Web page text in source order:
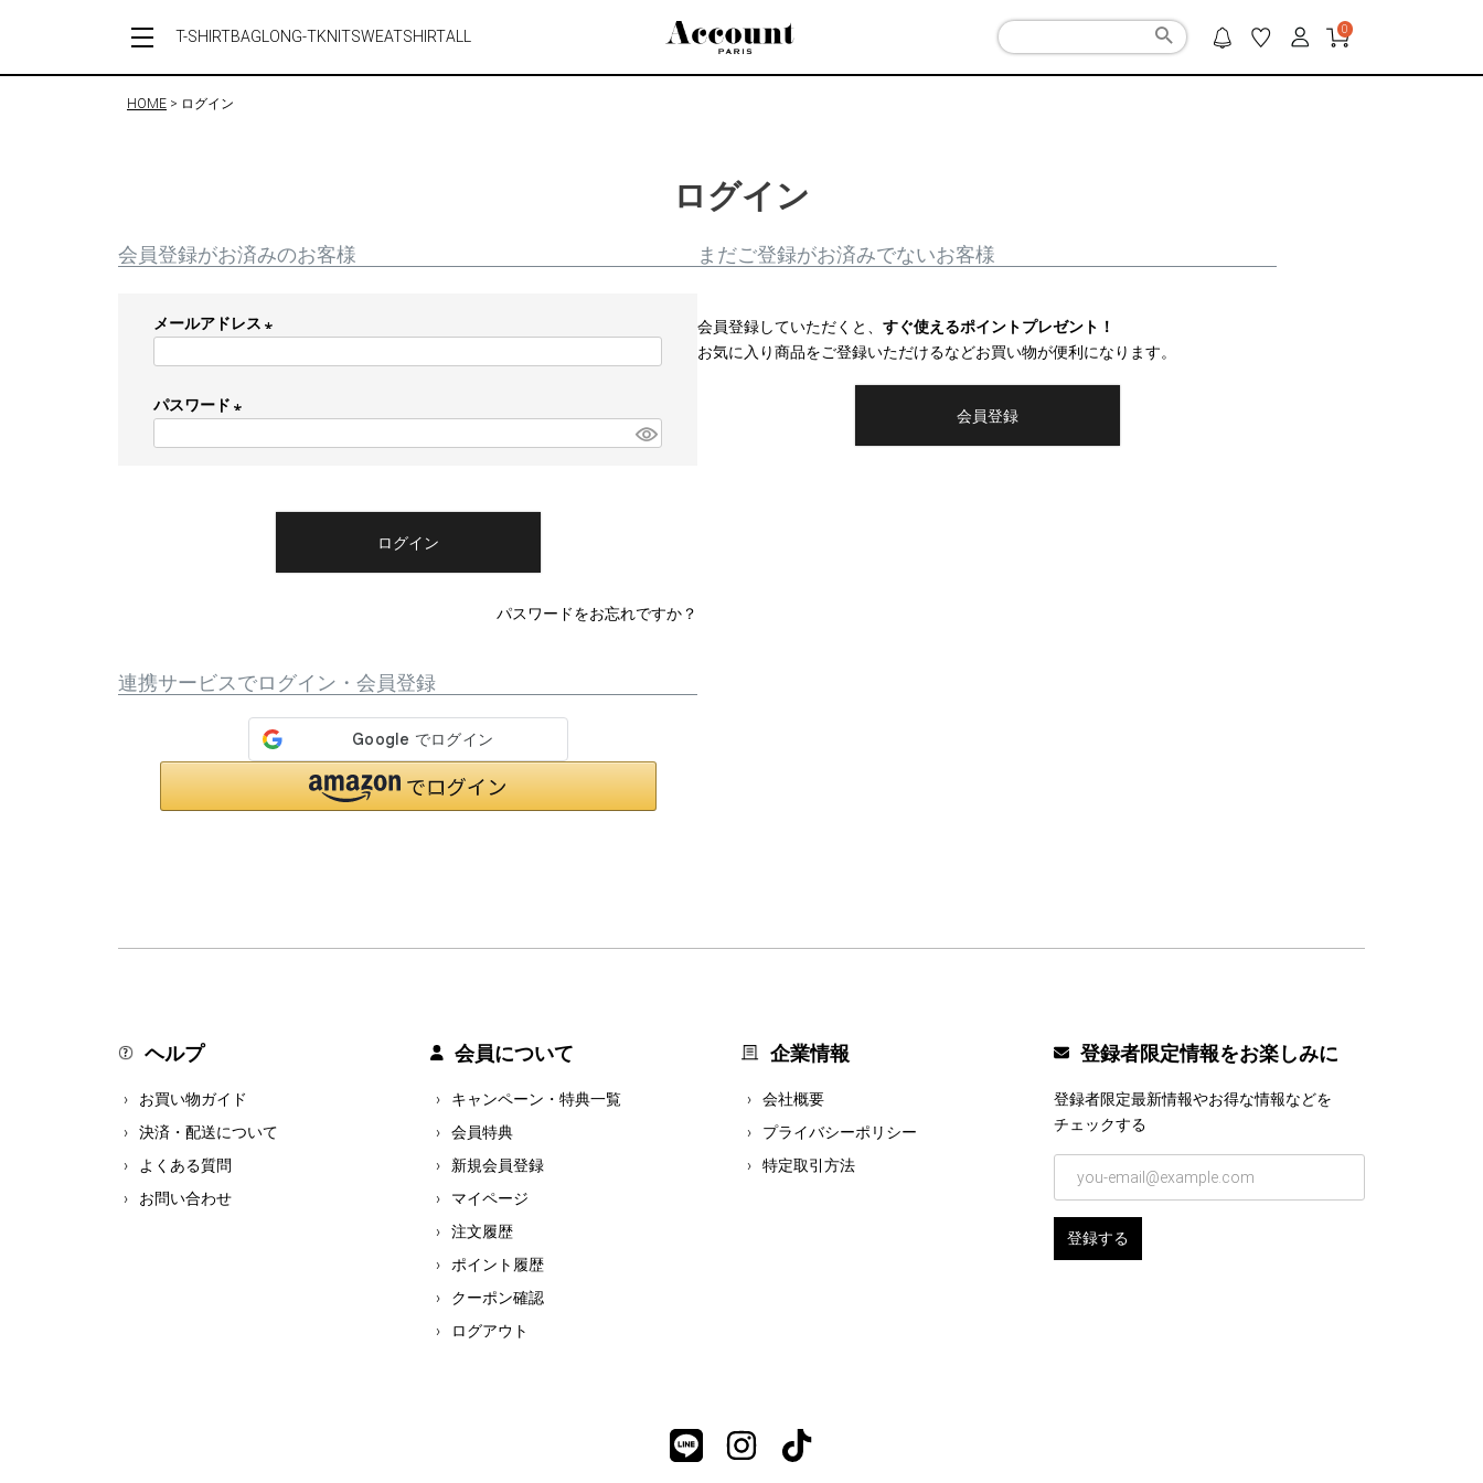
T-SHIRTBAG LONG-TKNITSWEATSHIRTALL 0
HOME ログイン
ログイン
会員登録がお済みのお客様
メールアドレス
パスワード
ログイン
パスワードをお忘れですか？
連携サービスでログイン・会員登録
まだご登録がお済みでないお客様
会員登録していただくと、 すぐ使えるポイントプレゼント！
お気に入り商品をご登録いただけるなどお買い物が便利になります。
会員登録
ヘルプ
お買い物ガイド
決済・配送について
よくある質問
お問い合わせ
会員について
キャンペーン・特典一覧
会員特典
新規会員登録
マイページ
注文履歴
ポイント履歴
クーポン確認
ログアウト
企業情報
会社概要
プライバシーポリシー
特定取引方法
登録者限定情報をお楽しみに
登録者限定最新情報やお得な情報などを
チェックする